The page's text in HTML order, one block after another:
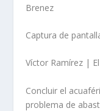
Brenez
Captura de
Víctor Ramírez |
Concluir el
problema de